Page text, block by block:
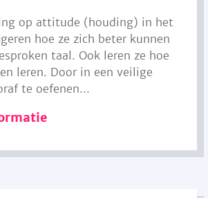
op attitude (houding) in het
hoe ze zich beter kunnen
taal. Ook leren ze hoe
leren. Door in een veilige
te oefenen...